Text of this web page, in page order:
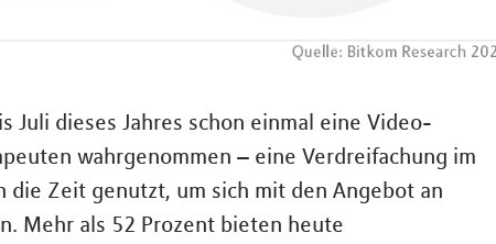
Juli dieses Jahres schon einmal eine Video-
wahrgenommen – eine Verdreifachung im
die Zeit genutzt, um sich mit den Angebot an
Mehr als 52 Prozent bieten heute